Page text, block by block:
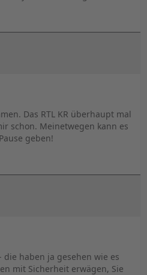
Das RTL KR überhaupt mal
schon. Meinetwegen kann es
geben!
haben ja gesehen wie es
mit Sicherheit erwägen, Sie